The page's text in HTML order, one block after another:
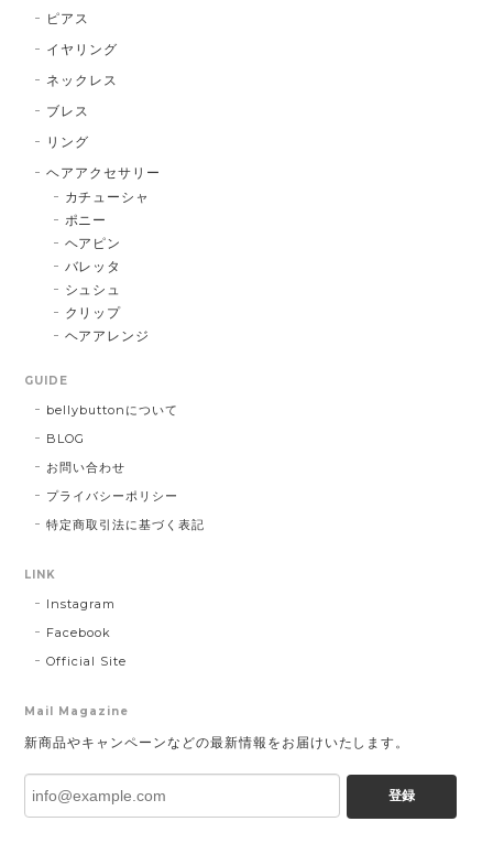
ピアス
イヤリング
ネックレス
ブレス
リング
ヘアアクセサリー
カチューシャ
ポニー
ヘアピン
バレッタ
シュシュ
クリップ
ヘアアレンジ
GUIDE
bellybuttonについて
BLOG
お問い合わせ
プライバシーポリシー
特定商取引法に基づく表記
LINK
Instagram
Facebook
Official Site
Mail Magazine
新商品やキャンペーンなどの最新情報をお届けいたします。
登録